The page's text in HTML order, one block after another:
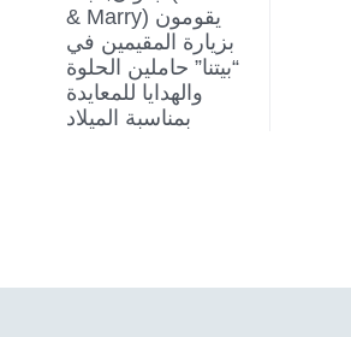
& Marry) يقومون
بزيارة المقيمين في
“بيتنا” حاملين الحلوة
والهدايا للمعايدة
بمناسبة الميلاد